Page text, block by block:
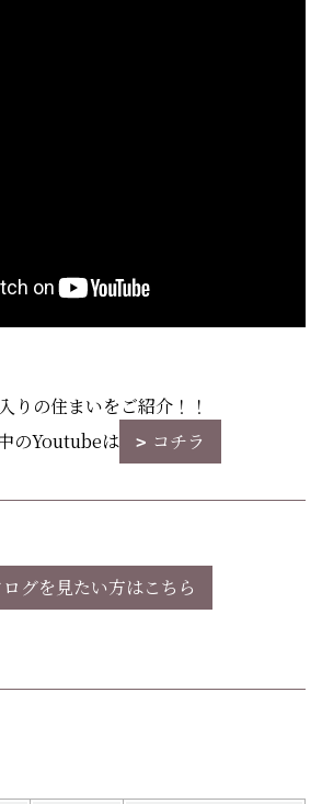
りの住まいをご紹介！！
のYoutubeは
コチラ
グを見たい方はこちら